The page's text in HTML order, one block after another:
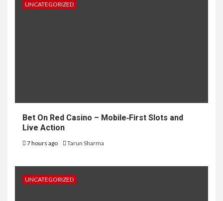
UNCATEGORIZED
Bet On Red Casino – Mobile‑First Slots and
Live Action
7 hours ago Tarun Sharma
UNCATEGORIZED